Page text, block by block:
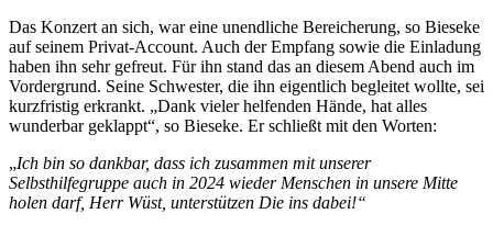
Das Konzert an sich, war eine unendliche Bereicherung, so Bieseke
auf seinem Privat-Account. Auch der Empfang sowie die Einladung
haben ihn sehr gefreut. Für ihn stand das an diesem Abend auch im
Vordergrund. Seine Schwester, die ihn eigentlich begleitet wollte, sei
kurzfristig erkrankt. „Dank vieler helfenden Hände, hat alles
wunderbar geklappt“, so Bieseke. Er schließt mit den Worten:
„Ich bin so dankbar, dass ich zusammen mit unserer
Selbsthilfegruppe auch in 2024 wieder Menschen in unsere Mitte
holen darf, Herr Wüst, unterstützen Die ins dabei!“